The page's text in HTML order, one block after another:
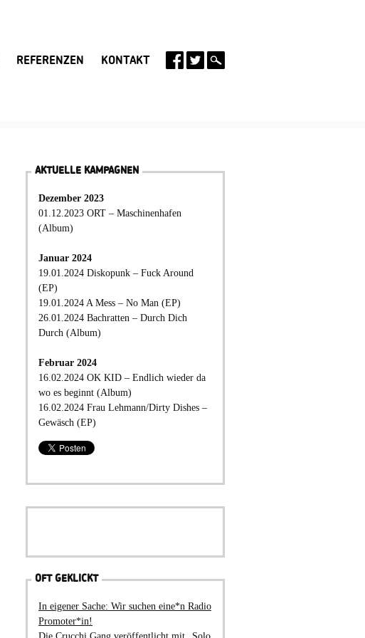
REFERENZEN KONTAKT
AKTUELLE KAMPAGNEN
Dezember 2023
01.12.2023 ORT – Maschinenhafen
(Album)
Januar 2024
19.01.2024 Diskopunk – Fuck Around
(EP)
19.01.2024 A Mess – No Man (EP)
26.01.2024 Bachratten – Durch Dich
Durch (Album)
Februar 2024
16.02.2024 OK KID – Endlich wieder da
wo es beginnt (Album)
16.02.2024 Frau Lehmann/Dirty Dishes –
Gewäsch (EP)
OFT GEKLICKT
In eigener Sache: Wir suchen eine*n Radio
Promoter*in!